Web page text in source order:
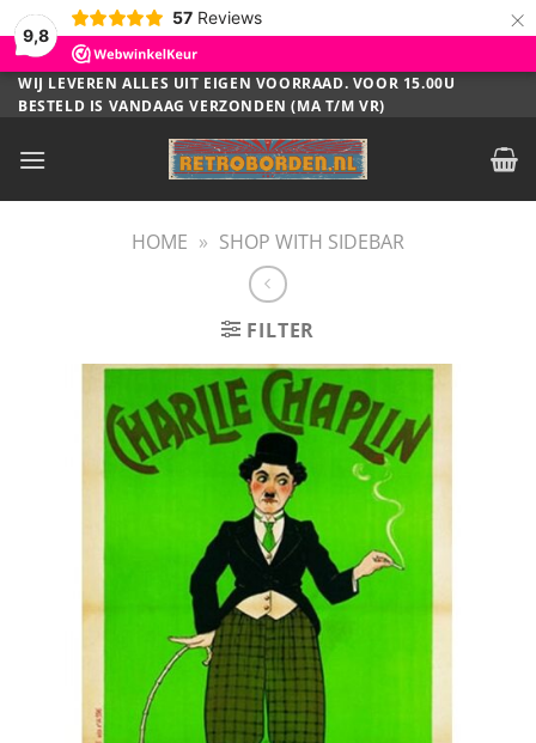
9,8
57 Reviews ×
Ga
naar
inhoud
WIJ LEVEREN ALLES UIT EIGEN VOORRAAD. VOOR 15.00U
BESTELD IS VANDAAG VERZONDEN (MA T/M VR)
HOME » SHOP WITH SIDEBAR
FILTER